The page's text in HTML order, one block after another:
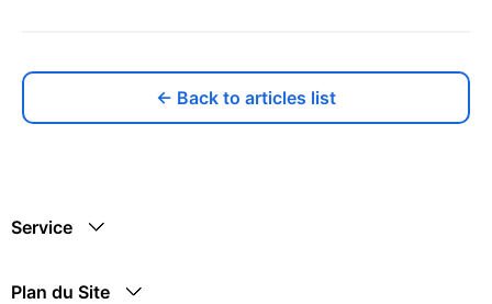
← Back to articles list
Service
Plan du Site